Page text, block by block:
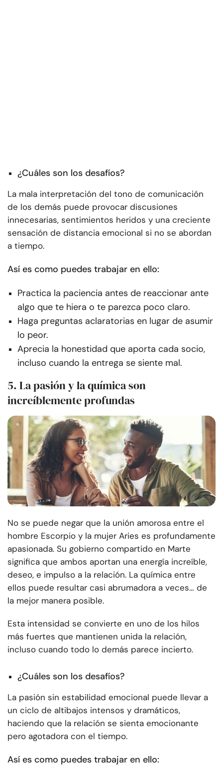
¿Cuáles son los desafíos?
La mala interpretación del tono de comunicación
de los demás puede provocar discusiones
innecesarias, sentimientos heridos y una creciente
sensación de distancia emocional si no se abordan
a tiempo.
Así es como puedes trabajar en ello:
Practica la paciencia antes de reaccionar ante
algo que te hiera o te parezca poco claro.
Haga preguntas aclaratorias en lugar de asumir
lo peor.
Aprecia la honestidad que aporta cada socio,
incluso cuando la entrega se siente mal.
5. La pasión y la química son
increíblemente profundas
No se puede negar que la unión amorosa entre el
hombre Escorpio y la mujer Aries es profundamente
apasionada. Su gobierno compartido en Marte
significa que ambos aportan una energía increíble,
deseo, e impulso a la relación. La química entre
ellos puede resultar casi abrumadora a veces… de
la mejor manera posible.
Esta intensidad se convierte en uno de los hilos
más fuertes que mantienen unida la relación,
incluso cuando todo lo demás parece incierto.
¿Cuáles son los desafíos?
La pasión sin estabilidad emocional puede llevar a
un ciclo de altibajos intensos y dramáticos,
haciendo que la relación se sienta emocionante
pero agotadora con el tiempo.
Así es como puedes trabajar en ello: